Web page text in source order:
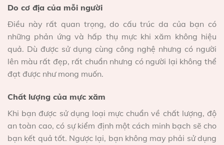
Do cơ địa của mỗi người
Điều này rất quan trọng, do cấu trúc da của bạn có
những phản ứng và hấp thụ mực khi xăm không hiệu
quả. Dù được sử dụng cùng công nghệ nhưng có người
lên màu rất đẹp, rất chuẩn nhưng có người lại không thể
đạt được như mong muốn.
Chất lượng của mực xăm
Khi bạn được sử dụng loại mực chuẩn về chất lượng, độ
an toàn cao, có sự kiểm định một cách minh bạch sẽ cho
bạn kết quả tốt. Ngược lại, bạn không may phải sử dụng